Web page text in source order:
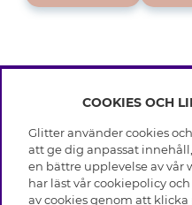
OM
COOKIES OCH
Glitter använder cookies
att ge dig anpassat
en bättre upplevelse av vår
har läst vår cookiepolicy
av cookies genom att klicka